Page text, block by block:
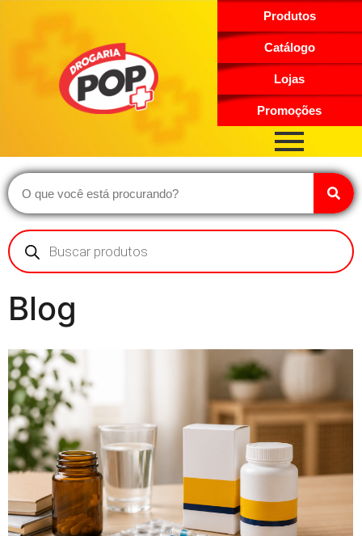
Produtos
Catálogo
Lojas
Promoções
Blog